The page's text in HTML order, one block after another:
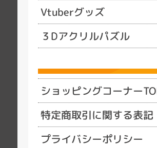
Vtuberグッズ
３Dアクリルパズル
ショッピングコーナー
特定商取引に関する表記
プライバシーポリシー